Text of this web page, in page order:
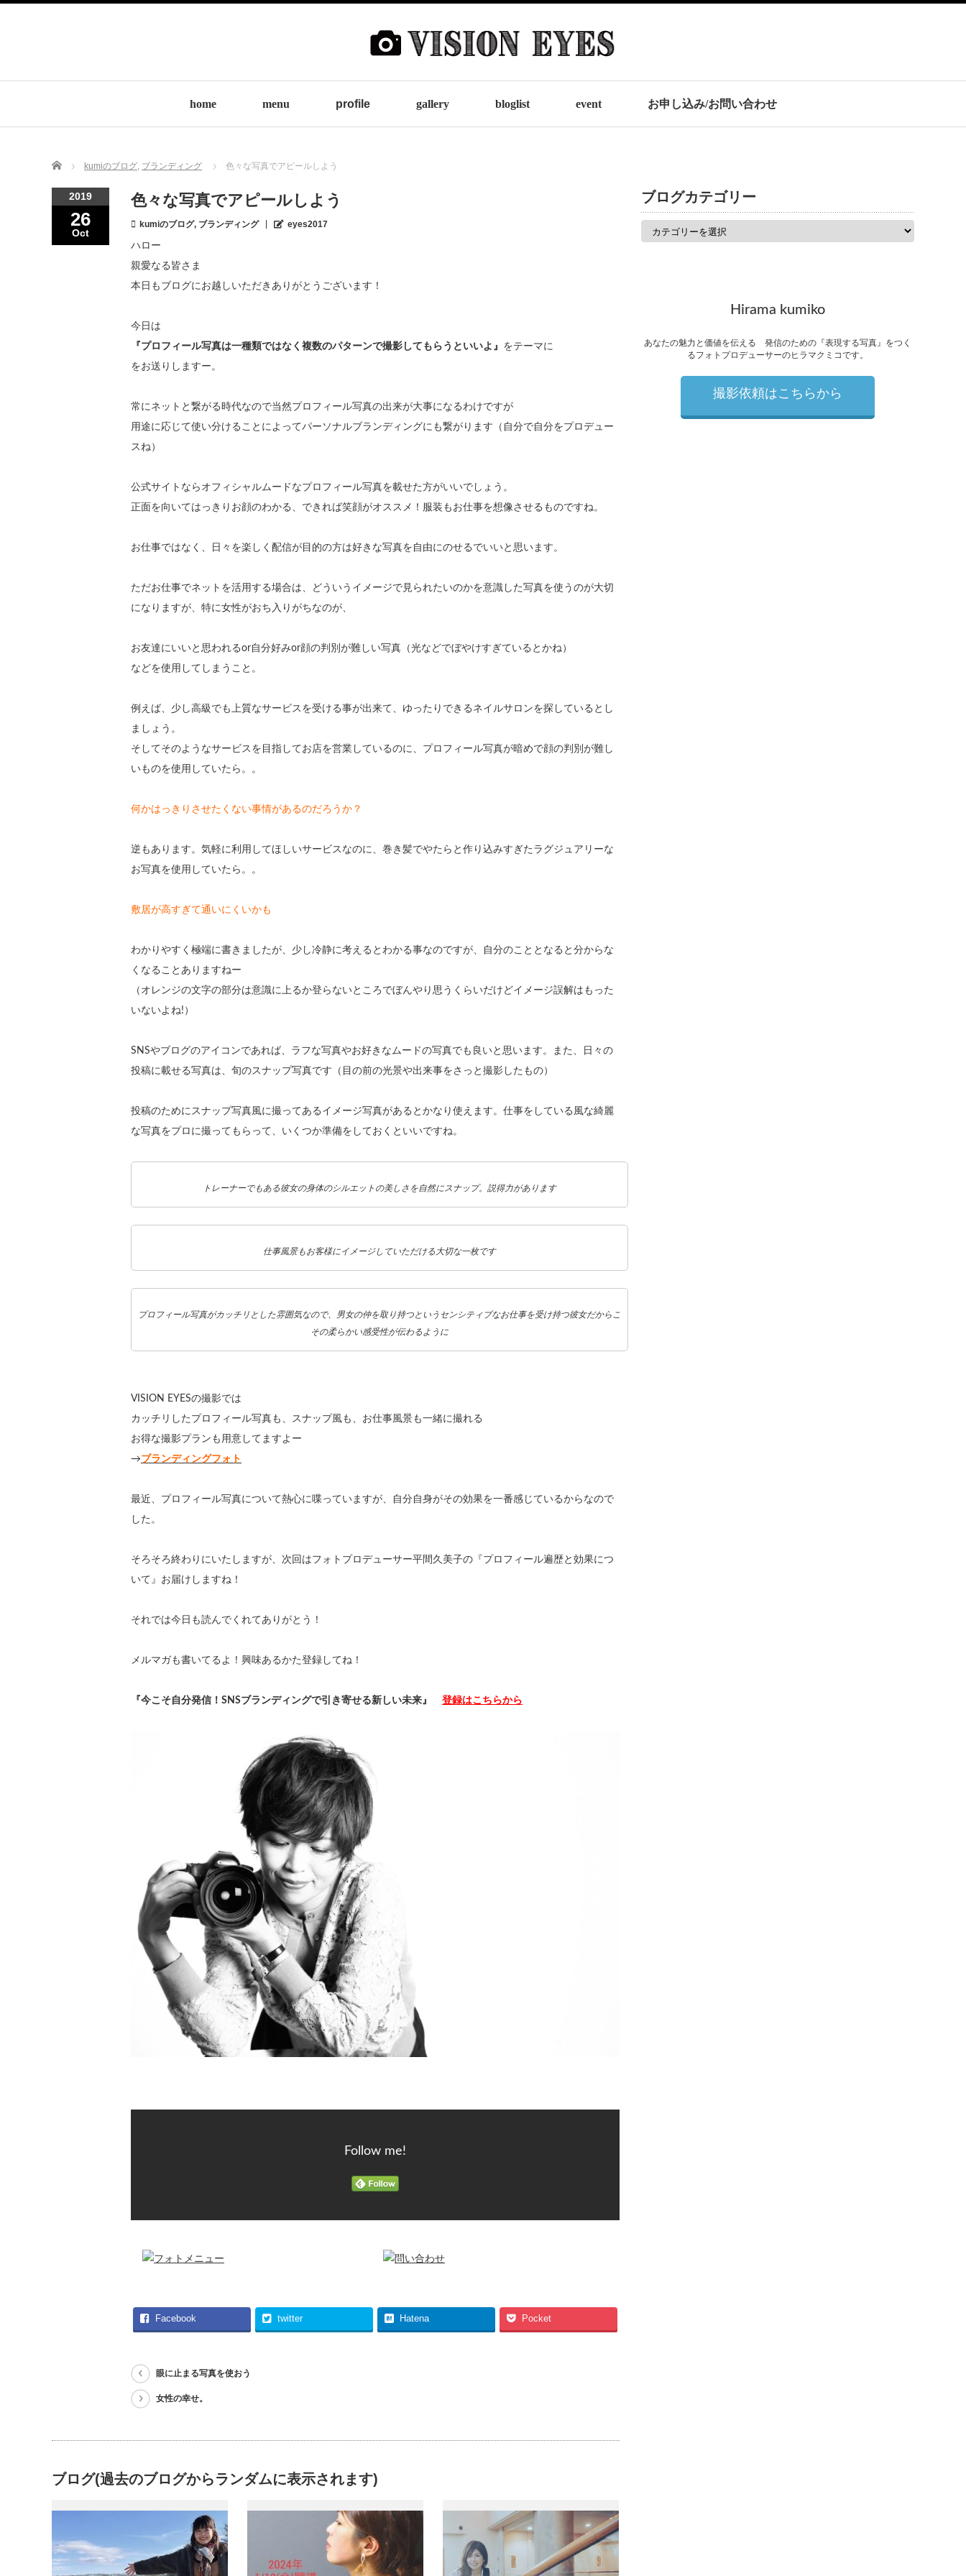
home menu profile gallery bloglist event お申し込み/お問い合わせ
Home kumiのブログ, ブランディング 色々な写真でアピールしよう
2019
26
Oct
色々な写真でアピールしよう
kumiのブログ, ブランディング eyes2017
ハロー
親愛なる皆さま
本日もブログにお越しいただきありがとうございます！
今日は
『プロフィール写真は一種類ではなく複数のパターンで撮影してもらうといいよ』 をテーマに
をお送りしますー。
常にネットと繋がる時代なので当然プロフィール写真の出来が大事になるわけですが
用途に応じて使い分けることによってパーソナルブランディングにも繋がります（自分で自分をプロデュー
スね）
公式サイトならオフィシャルムードなプロフィール写真を載せた方がいいでしょう。
正面を向いてはっきりお顔のわかる、できれば笑顔がオススメ！服装もお仕事を想像させるものですね。
お仕事ではなく、日々を楽しく配信が目的の方は好きな写真を自由にのせるでいいと思います。
ただお仕事でネットを活用する場合は、どういうイメージで見られたいのかを意識した写真を使うのが大切
になりますが、特に女性がおち入りがちなのが、
お友達にいいと思われるor自分好みor顔の判別が難しい写真（光などでぼやけすぎているとかね）
などを使用してしまうこと。
例えば、少し高級でも上質なサービスを受ける事が出来て、ゆったりできるネイルサロンを探しているとし
ましょう。
そしてそのようなサービスを目指してお店を営業しているのに、プロフィール写真が暗めで顔の判別が難し
いものを使用していたら。。
何かはっきりさせたくない事情があるのだろうか？
逆もあります。気軽に利用してほしいサービスなのに、巻き髪でやたらと作り込みすぎたラグジュアリーな
お写真を使用していたら。。
敷居が高すぎて通いにくいかも
わかりやすく極端に書きましたが、少し冷静に考えるとわかる事なのですが、自分のこととなると分からな
くなることありますねー
（オレンジの文字の部分は意識に上るか登らないところでぼんやり思うくらいだけどイメージ誤解はもった
いないよね!）
SNSやブログのアイコンであれば、ラフな写真やお好きなムードの写真でも良いと思います。また、日々の
投稿に載せる写真は、旬のスナップ写真です（目の前の光景や出来事をさっと撮影したもの）
投稿のためにスナップ写真風に撮ってあるイメージ写真があるとかなり使えます。仕事をしている風な綺麗
な写真をプロに撮ってもらって、いくつか準備をしておくといいですね。
トレーナーでもある彼女の身体のシルエットの美しさを自然にスナップ。説得力があります
仕事風景もお客様にイメージしていただける大切な一枚です
プロフィール写真がカッチリとした雰囲気なので、男女の仲を取り持つというセンシティブなお仕事を受け持つ彼女だからこ
その柔らかい感受性が伝わるように
VISION EYESの撮影では
カッチリしたプロフィール写真も、スナップ風も、お仕事風景も一緒に撮れる
お得な撮影プランも用意してますよー
→ブランディングフォト
最近、プロフィール写真について熱心に喋っていますが、自分自身がその効果を一番感じているからなので
した。
そろそろ終わりにいたしますが、次回はフォトプロデューサー平間久美子の『プロフィール遍歴と効果につ
いて』お届けしますね！
それでは今日も読んでくれてありがとう！
メルマガも書いてるよ！興味あるかた登録してね！
『今こそ自分発信！SNSブランディングで引き寄せる新しい未来』 登録はこちらから
Follow me!
Facebook twitter Hatena Pocket
眼に止まる写真を使おう
女性の幸せ。
ブログ(過去のブログからランダムに表示されます)
ブログカテゴリー
Hirama kumiko
あなたの魅力と価値を伝える 発信のための『表現する写真』をつく
るフォトプロデューサーのヒラマクミコです。
撮影依頼はこちらから